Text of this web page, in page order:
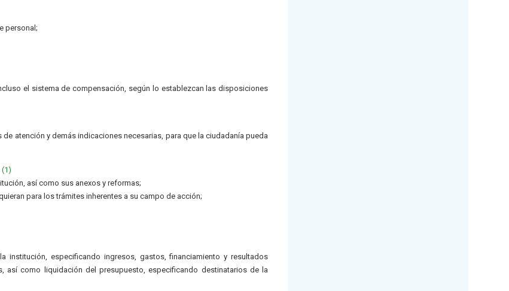
personal;
el sistema de compensación, según lo establezcan las disposiciones
atención y demás indicaciones necesarias, para que la ciudadanía pueda
(1)
así como sus anexos y reformas;
para los trámites inherentes a su campo de acción;
institución, especificando ingresos, gastos, financiamiento y resultados
como liquidación del presupuesto, especificando destinatarios de la